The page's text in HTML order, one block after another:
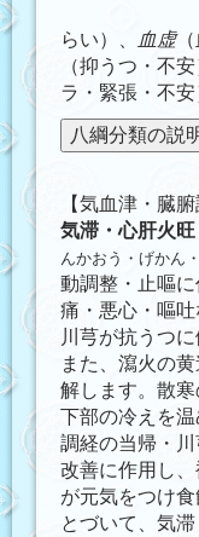
らい）、
血虚（
（抑うつ・不安
ラ・緊張・不安
【気血津・臓腑
気滞・心肝火
んかおう・げかん
動調整・止嘔
痛・悪心・嘔
川芎が抗うつに
また、瀉火の
解します。散寒
下部の冷えを
調経の当帰・
改善に作用し
が元気をつけ
とづいて、気